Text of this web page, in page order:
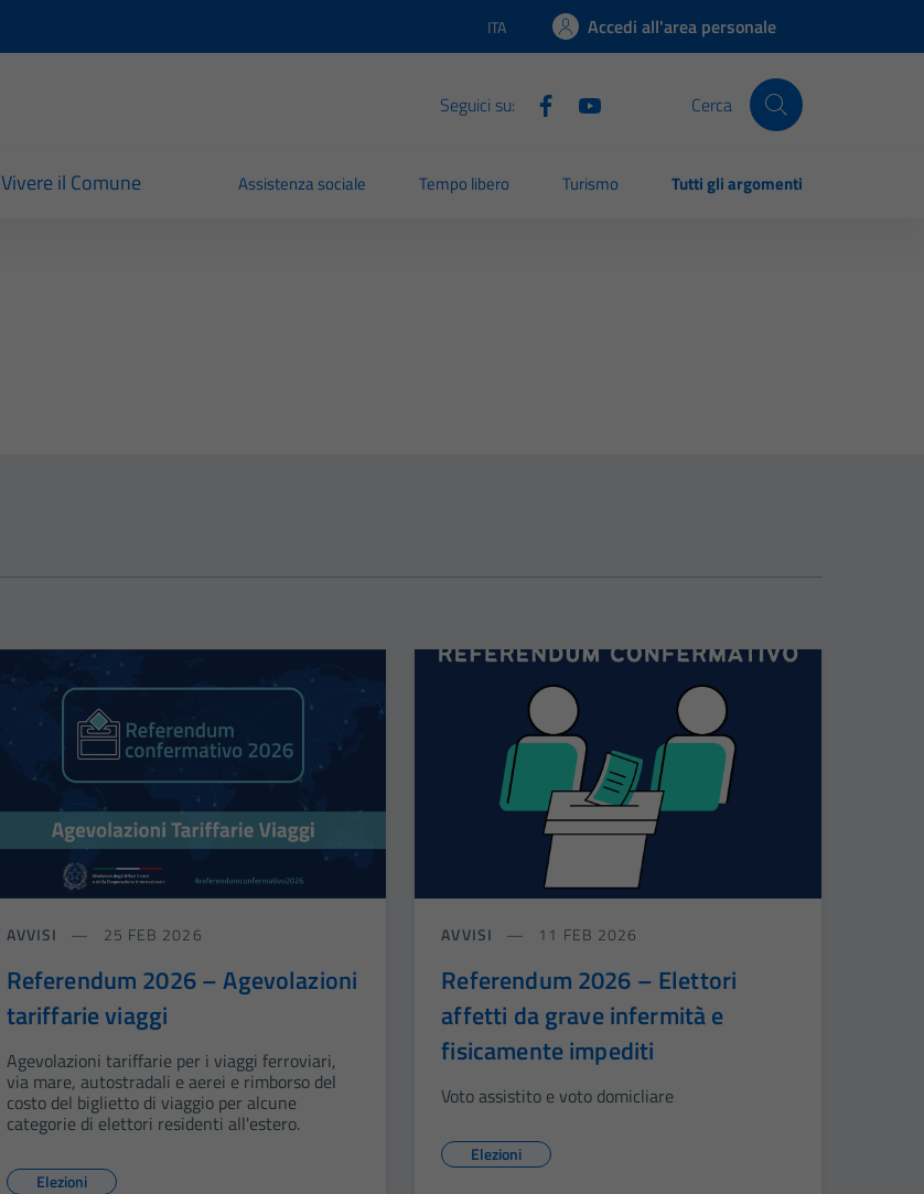
Lingua attiva:
ITA Accedi all'area personale
Seguici su: Cerca
Vivere il Comune Assistenza sociale Tempo libero Turismo Tutti gli argomenti
AVVISI 25 FEB 2026
Referendum 2026 – Agevolazioni
tariffarie viaggi
Agevolazioni tariffarie per i viaggi ferroviari,
via mare, autostradali e aerei e rimborso del
costo del biglietto di viaggio per alcune
categorie di elettori residenti all'estero.
Elezioni
AVVISI 11 FEB 2026
Referendum 2026 – Elettori
affetti da grave infermità e
fisicamente impediti
Voto assistito e voto domicliare
Elezioni